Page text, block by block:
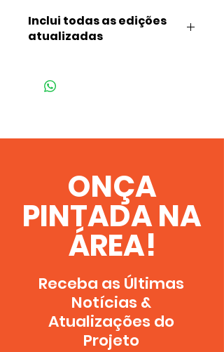
Inclui todas as edições
atualizadas
dará acesso a uma assinatura vitalícia
do guia, conforme o atualizamos, que
ONÇA
PINTADA NA
ÁREA!
Receba as Últimas
Notícias &
Atualizações do
Projeto